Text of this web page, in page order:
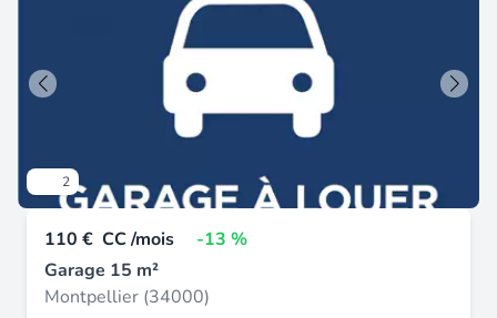
2
110 € CC /mois
-13 %
Garage 15 m²
Montpellier (34000)